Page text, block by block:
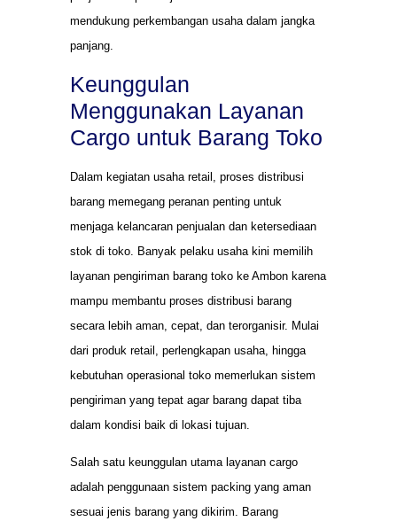
mendukung perkembangan usaha dalam jangka
panjang.
Keunggulan
Menggunakan Layanan
Cargo untuk Barang Toko
Dalam kegiatan usaha retail, proses distribusi
barang memegang peranan penting untuk
menjaga kelancaran penjualan dan ketersediaan
stok di toko. Banyak pelaku usaha kini memilih
layanan pengiriman barang toko ke Ambon karena
mampu membantu proses distribusi barang
secara lebih aman, cepat, dan terorganisir. Mulai
dari produk retail, perlengkapan usaha, hingga
kebutuhan operasional toko memerlukan sistem
pengiriman yang tepat agar barang dapat tiba
dalam kondisi baik di lokasi tujuan.
Salah satu keunggulan utama layanan cargo
adalah penggunaan sistem packing yang aman
sesuai jenis barang yang dikirim. Barang